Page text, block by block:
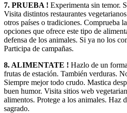
7. PRUEBA ! Experimenta sin temor.
Visita distintos restaurantes
otros países o tradiciones. Comprueba
opciones que ofrece este tipo de
defensa de los animales. Si ya no los
Participa de campañas.
8. ALIMENTATE ! Hazlo de un
frutas de estación. También verduras.
Siempre mejor todo crudo. Mastica
buen humor. Visita sitios web
alimentos. Protege a los animales. Haz
sagrado.